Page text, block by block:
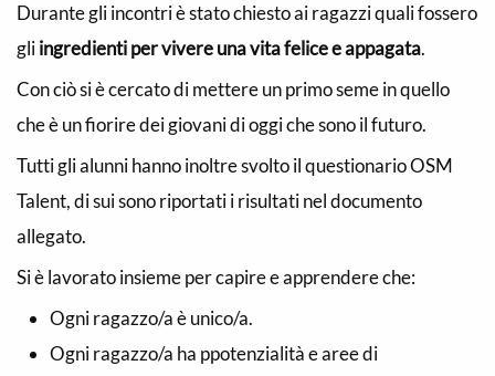
Durante gli incontri è stato chiesto ai ragazzi quali fossero
gliingredienti per vivere una vita felice e appagata.
Con ciò si è cercato di mettere un primo seme in quello
che è un fiorire dei giovani di oggi che sono il futuro.
Tutti gli alunni hanno inoltre svolto il questionario OSM
Talent, di sui sono riportati i risultati nel documento
allegato.
Si è lavorato insieme per capire e apprendere che:
Ogni ragazzo/a è unico/a.
Ogni ragazzo/a ha ppotenzialità e aree di